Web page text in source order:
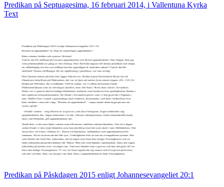
Predikan på Septuagesima, 16 februari 2014, i Vallentuna Kyrka
Text
Predikan på Påskdagen 2015 enligt Johannesevangeliet 20:1